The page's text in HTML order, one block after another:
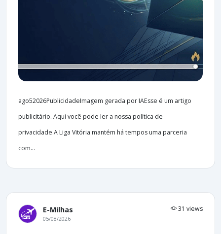
ago52026PublicidadeImagem gerada por IAEsse é um artigo
publicitário. Aqui você pode ler a nossa política de
privacidade.A Liga Vitória mantém há tempos uma parceria
com...
E-Milhas 31 views
05/08/2026